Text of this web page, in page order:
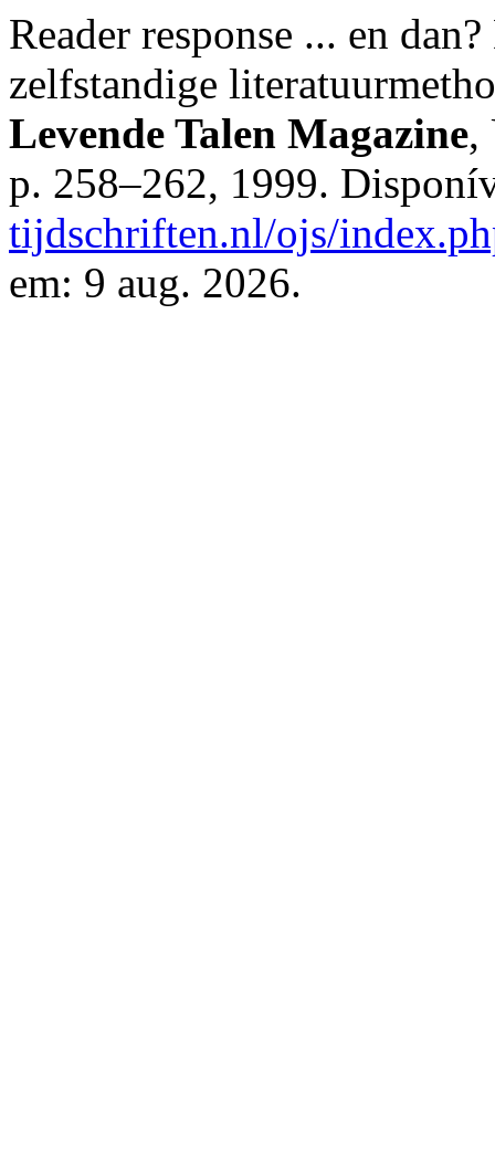
Reader response ... en
zelfstandige
Levende Talen Magazine,
p. 258–262, 1999.
tijdschriften.nl/ojs/
em: 9 aug. 2026.